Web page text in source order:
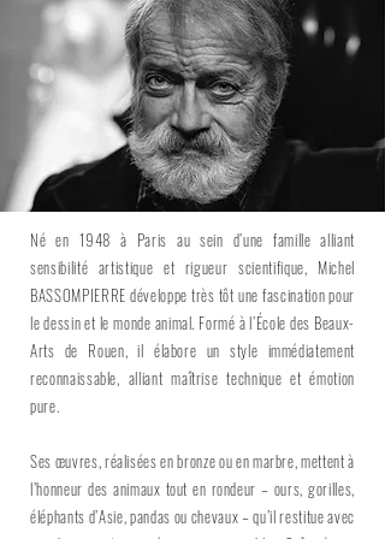
Né en 1948 à Paris au sein d’une famille alliant
sensibilité artistique et rigueur scientifique, Michel
BASSOMPIERRE développe très tôt une fascination pour
le dessin et le monde animal. Formé à l’École des Beaux-
Arts de Rouen, il élabore un style immédiatement
reconnaissable, alliant maîtrise technique et émotion
pure.
Ses œuvres, réalisées en bronze ou en marbre, mettent à
l’honneur des animaux tout en rondeur – ours, gorilles,
éléphants d’Asie, pandas ou chevaux – qu’il restitue avec